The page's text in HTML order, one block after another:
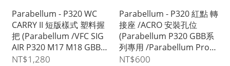
Parabellum - P320 WC
CARRY II 短版樣式 塑料握
把 (Parabellum /VFC SIG
AIR P320 M17 M18 GBB系
列專用)
NT$1,280
Parabellum - P320 紅點 轉
接座 /ACRO 安裝孔位
(Parabellum P320 GBB系
列專用 /Parabellum Pro-
Cut滑套)
NT$600